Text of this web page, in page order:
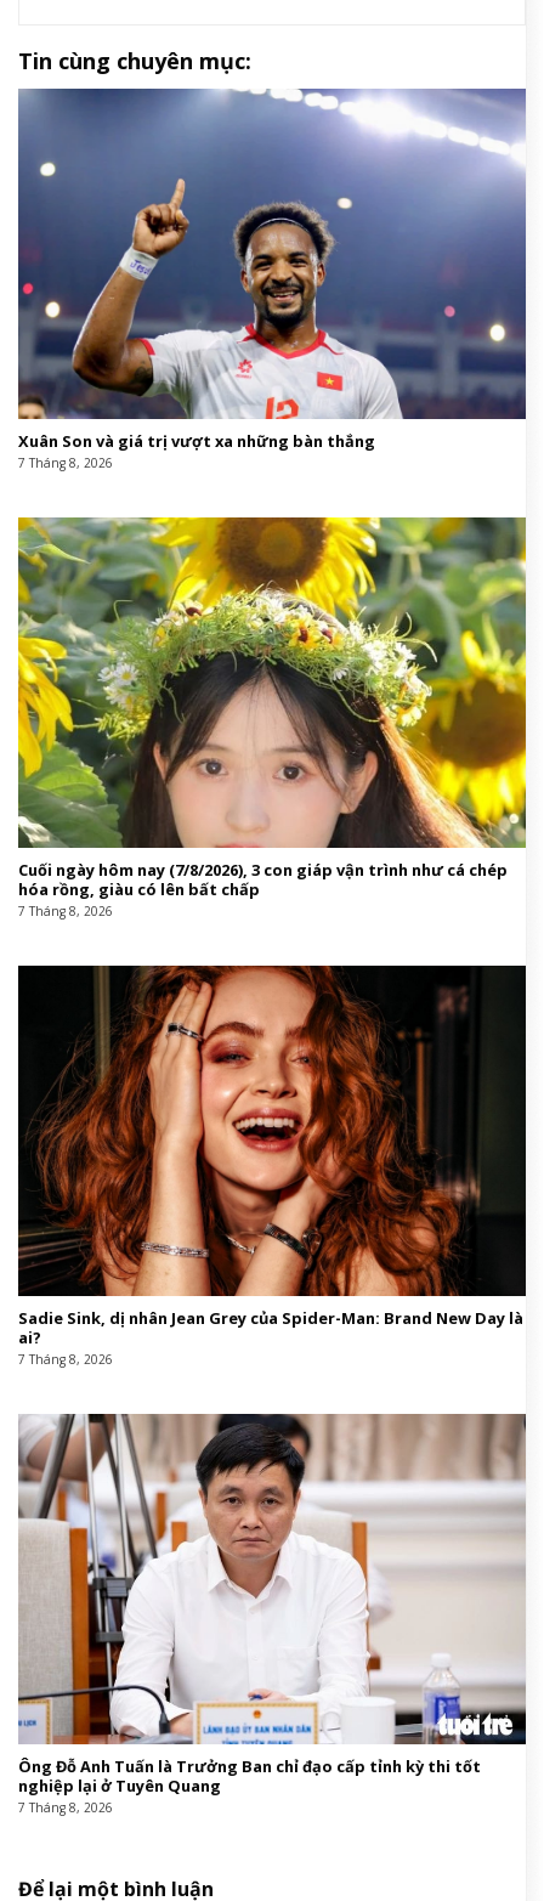
Tin cùng chuyên mục:
Xuân Son và giá trị vượt xa những bàn thắng
7 Tháng 8, 2026
Cuối ngày hôm nay (7/8/2026), 3 con giáp vận trình như cá chép
hóa rồng, giàu có lên bất chấp
7 Tháng 8, 2026
Sadie Sink, dị nhân Jean Grey của Spider-Man: Brand New Day là
ai?
7 Tháng 8, 2026
Ông Đỗ Anh Tuấn là Trưởng Ban chỉ đạo cấp tỉnh kỳ thi tốt
nghiệp lại ở Tuyên Quang
7 Tháng 8, 2026
Để lại một bình luận